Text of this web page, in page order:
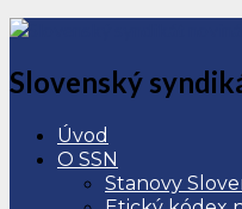
Slovenský
Úvod
O SSN
Stanovy